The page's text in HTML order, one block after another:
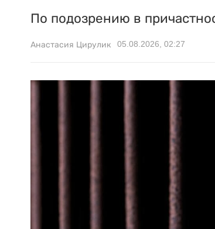
По подозрению в
Анастасия Цирулик 05.08.2026, 02:27